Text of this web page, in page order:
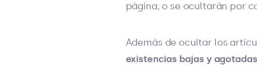
página, o se ocultarán por
Además de ocultar los
existencias bajas y agotadas